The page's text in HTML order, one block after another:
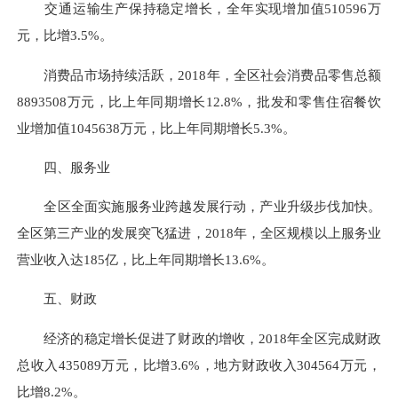
交通运输生产保持稳定增长，全年实现增加值510596万
元，比增3.5%。
消费品市场持续活跃，2018年，全区社会消费品零售总额
8893508万元，比上年同期增长12.8%，批发和零售住宿餐饮
业增加值1045638万元，比上年同期增长5.3%。
四、 服务业
全区全面实施服务业跨越发展行动，产业升级步伐加快。
全区第三产业的发展突飞猛进， 2018年，全区规模以上服务业
营业收入达185亿， 比上年同期增长13.6%。
五 财政
经济的稳定增长促进了财政的增收，2018年全区完成财政
总收入 435089万元，比增3.6%，地方财政收入304564万元，
比增8.2%。